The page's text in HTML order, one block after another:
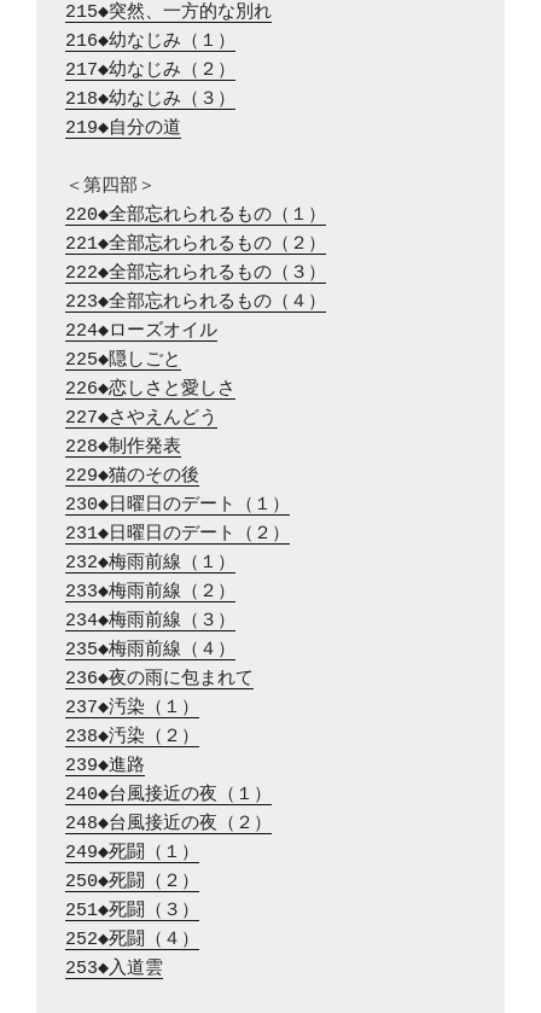
215◆突然、一方的な別れ
216◆幼なじみ（１）
217◆幼なじみ（２）
218◆幼なじみ（３）
219◆自分の道
220◆全部忘れられるもの（１）
221◆全部忘れられるもの（２）
222◆全部忘れられるもの（３）
223◆全部忘れられるもの（４）
224◆ローズオイル
225◆隠しごと
226◆恋しさと愛しさ
227◆さやえんどう
228◆制作発表
229◆猫のその後
230◆日曜日のデート（１）
231◆日曜日のデート（２）
232◆梅雨前線（１）
233◆梅雨前線（２）
234◆梅雨前線（３）
235◆梅雨前線（４）
236◆夜の雨に包まれて
237◆汚染（１）
238◆汚染（２）
239◆進路
240◆台風接近の夜（１）
248◆台風接近の夜（２）
249◆死闘（１）
250◆死闘（２）
251◆死闘（３）
252◆死闘（４）
253◆入道雲